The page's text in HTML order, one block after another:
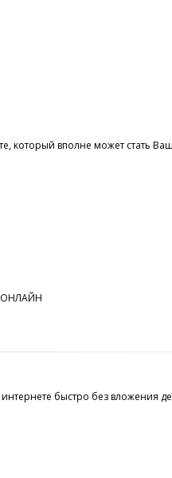
который вполне может стать
быстро без вложения